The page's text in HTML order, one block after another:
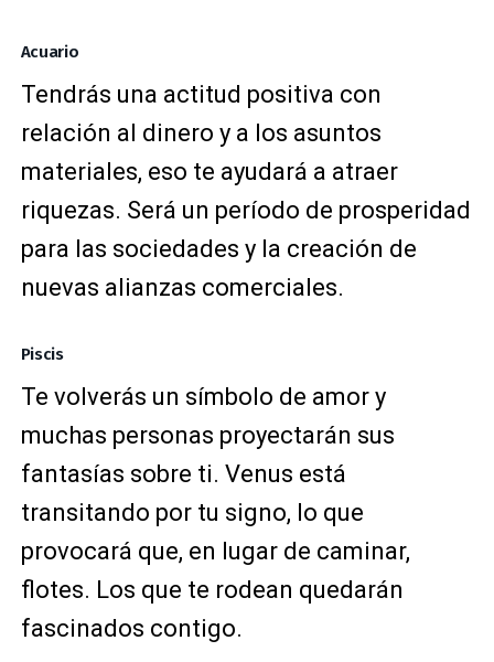
Acuario
Tendrás una actitud positiva con
relación al dinero y a los asuntos
materiales, eso te ayudará a atraer
riquezas. Será un período de prosperidad
para las sociedades y la creación de
nuevas alianzas comerciales.
Piscis
Te volverás un símbolo de amor y
muchas personas proyectarán sus
fantasías sobre ti. Venus está
transitando por tu signo, lo que
provocará que, en lugar de caminar,
flotes. Los que te rodean quedarán
fascinados contigo.